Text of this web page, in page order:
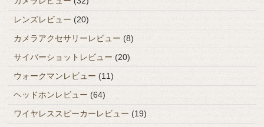
レンズレビュー (20)
カメラアクセサリーレビュー (8)
サイバーショットレビュー (20)
ウォークマンレビュー (11)
ヘッドホンレビュー (64)
ワイヤレススピーカーレビュー (19)